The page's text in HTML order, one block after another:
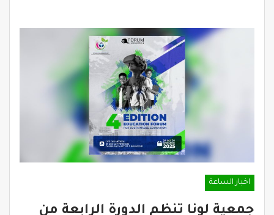
اخبار الساعة
جمعية لونا تنظم الدورة الرابعة من